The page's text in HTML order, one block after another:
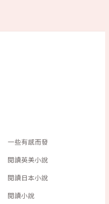
一些有感而發
閱讀英美小說
閱讀日本小說
閱讀小說